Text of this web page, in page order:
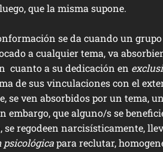
que la misma supone.
se da cuando un
a cualquier tema, va
cuanto a su dedicación en
de sus vinculaciones con el
se ven absorbidos por un tema,
embargo, que alguno/s se
se regodeen narcisísticamente,
psicológicapara reclutar,